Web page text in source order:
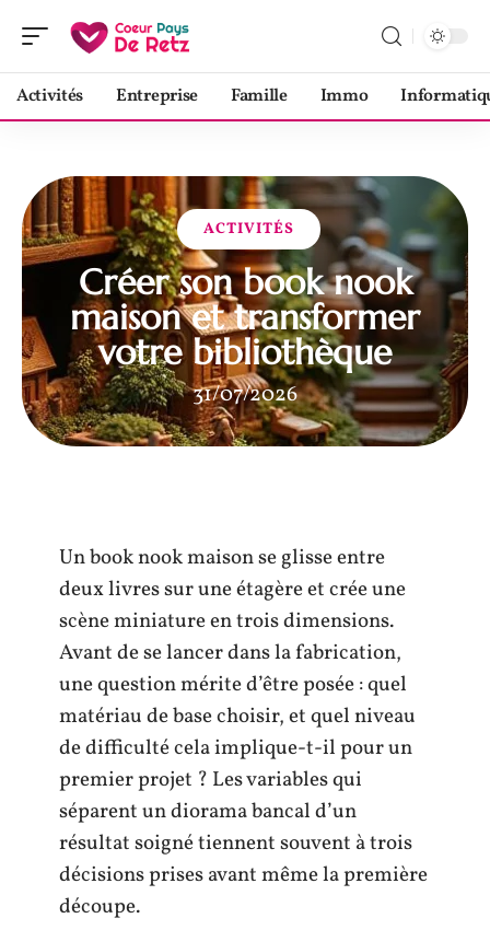
Activités Entreprise Famille Immo
ACTIVITÉS
Créer son book nook
maison et transformer
votre bibliothèque
31/07/2026
Un book nook maison se glisse entre
deux livres sur une étagère et crée une
scène miniature en trois dimensions.
Avant de se lancer dans la fabrication,
une question mérite d’être posée : quel
matériau de base choisir, et quel niveau
de difficulté cela implique-t-il pour un
premier projet ? Les variables qui
séparent un diorama bancal d’un
résultat soigné tiennent souvent à trois
décisions prises avant même la première
découpe.